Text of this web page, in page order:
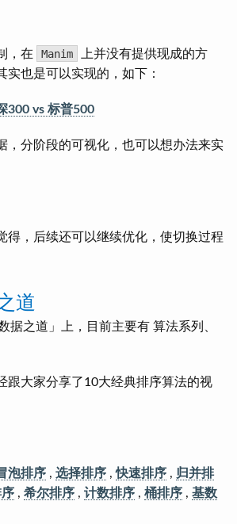
，在 Manim
上并没有提供现成的方
实也是可以实现的，如下：
，分阶段的可视化，也可以想办法来实
得，后续还可以继续优化，使切换过程
道
据之道」上，目前主要有 算法系列、
跟大家分享了10大经典排序算法的视
泡排序 , 选择排序 ,快速排序 , 归并排
, 希尔排序 , 计数排序 , 桶排序 , 基数